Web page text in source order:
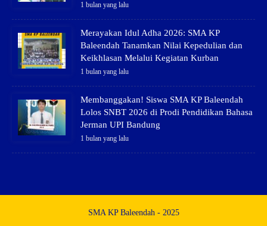
1 bulan yang lalu
Merayakan Idul Adha 2026: SMA KP
Baleendah Tanamkan Nilai Kepedulian dan
Keikhlasan Melalui Kegiatan Kurban
1 bulan yang lalu
Membanggakan! Siswa SMA KP Baleendah
Lolos SNBT 2026 di Prodi Pendidikan Bahasa
Jerman UPI Bandung
1 bulan yang lalu
SMA KP Baleendah - 2025